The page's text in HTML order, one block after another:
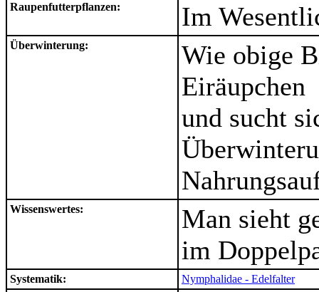
Raupenfutterpflanzen: Im
Überwinterung:
Wie obige
Eiräupchen
und sucht
Wissenswertes:
Man sieht
im
Systematik:
Nymphalidae - Edelfalter